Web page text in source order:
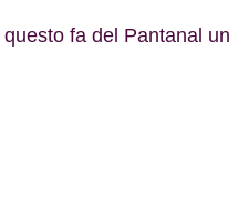
fa del Pantanal un